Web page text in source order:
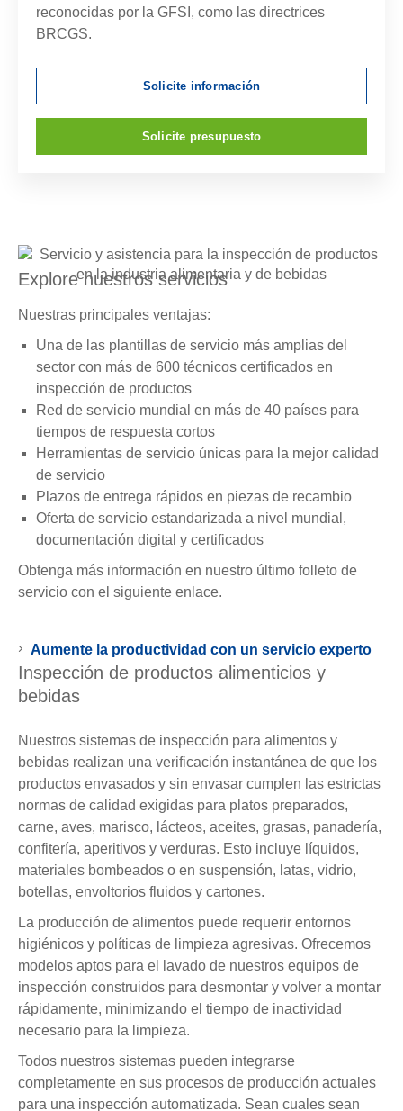
reconocidas por la GFSI, como las directrices
BRCGS.
Solicite información
Solicite presupuesto
Explore nuestros servicios
Nuestras principales ventajas:
Una de las plantillas de servicio más amplias del
sector con más de 600 técnicos certificados en
inspección de productos
Red de servicio mundial en más de 40 países para
tiempos de respuesta cortos
Herramientas de servicio únicas para la mejor calidad
de servicio
Plazos de entrega rápidos en piezas de recambio
Oferta de servicio estandarizada a nivel mundial,
documentación digital y certificados
Obtenga más información en nuestro último folleto de
servicio con el siguiente enlace.
Aumente la productividad con un servicio experto
Inspección de productos alimenticios y
bebidas
Nuestros sistemas de inspección para alimentos y
bebidas realizan una verificación instantánea de que los
productos envasados y sin envasar cumplen las estrictas
normas de calidad exigidas para platos preparados,
carne, aves, marisco, lácteos, aceites, grasas, panadería,
confitería, aperitivos y verduras. Esto incluye líquidos,
materiales bombeados o en suspensión, latas, vidrio,
botellas, envoltorios fluidos y cartones.
La producción de alimentos puede requerir entornos
higiénicos y políticas de limpieza agresivas. Ofrecemos
modelos aptos para el lavado de nuestros equipos de
inspección construidos para desmontar y volver a montar
rápidamente, minimizando el tiempo de inactividad
necesario para la limpieza.
Todos nuestros sistemas pueden integrarse
completamente en sus procesos de producción actuales
para una inspección automatizada. Sean cuales sean